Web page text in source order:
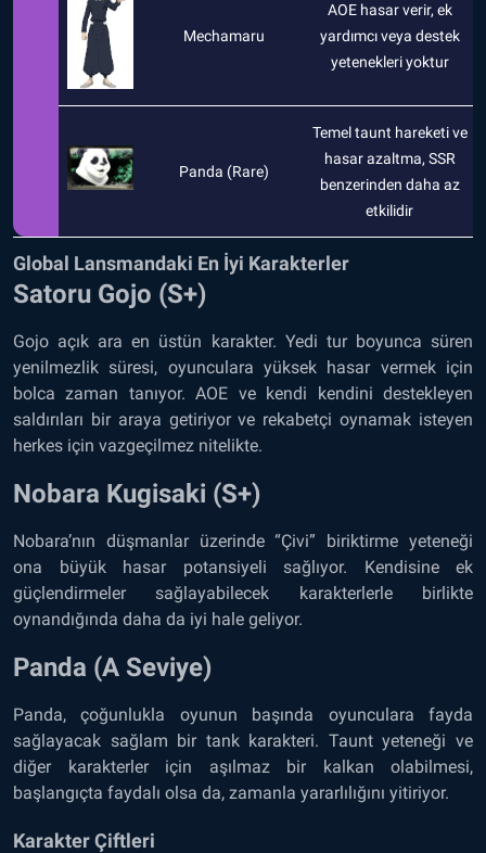
Mechamaru
AOE hasar verir, ek
yardımcı veya destek
yetenekleri yoktur
Panda (Rare)
Temel taunt hareketi ve
hasar azaltma, SSR
benzerinden daha az
etkilidir
Global Lansmandaki En İyi Karakterler
Satoru Gojo (S+)
Gojo açık ara en üstün karakter. Yedi tur boyunca süren
yenilmezlik süresi, oyunculara yüksek hasar vermek için
bolca zaman tanıyor. AOE ve kendi kendini destekleyen
saldırıları bir araya getiriyor ve rekabetçi oynamak isteyen
herkes için vazgeçilmez nitelikte.
Nobara Kugisaki (S+)
Nobara’nın düşmanlar üzerinde “Çivi” biriktirme yeteneği
ona büyük hasar potansiyeli sağlıyor. Kendisine ek
güçlendirmeler sağlayabilecek karakterlerle birlikte
oynandığında daha da iyi hale geliyor.
Panda (A Seviye)
Panda, çoğunlukla oyunun başında oyunculara fayda
sağlayacak sağlam bir tank karakteri. Taunt yeteneği ve
diğer karakterler için aşılmaz bir kalkan olabilmesi,
başlangıçta faydalı olsa da, zamanla yararlılığını yitiriyor.
Karakter Çiftleri